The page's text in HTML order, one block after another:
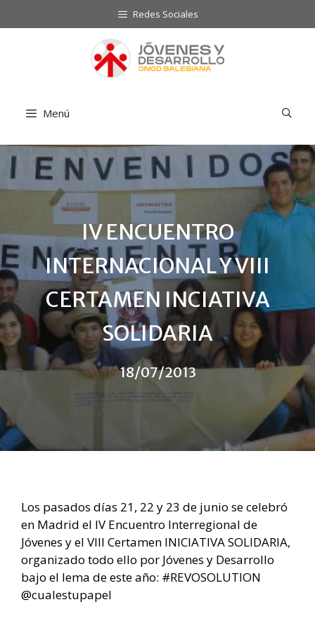
al
Redes Sociales
Menú
IV ENCUENTRO
INTERNACIONAL Y VIII
CERTAMEN INCIATIVA
SOLIDARIA
18/07/2013
Los pasados días 21, 22 y 23 de junio se celebró
en Madrid el IV Encuentro Interregional de
Jóvenes y el VIII Certamen INICIATIVA SOLIDARIA,
organizado todo ello por Jóvenes y Desarrollo
bajo el lema de este año: #REVOSOLUTION
@cualestupapel